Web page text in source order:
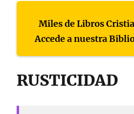
Miles de Libros
Accede a nuestra
RUSTICIDAD